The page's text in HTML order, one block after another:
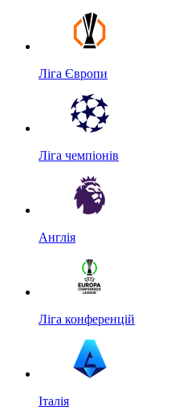
Ліга Європи
Ліга чемпіонів
Англія
Ліга конференцій
Італія